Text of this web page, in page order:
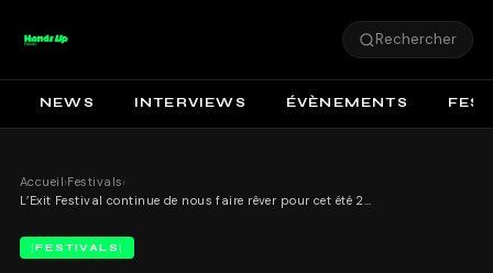
Rechercher
NEWS INTERVIEWS ÉVÈNEMENTS
Accueil›Festivals›
L’Exit Festival continue de nous faire rêver pour cet été 2021 !
FESTIVALS